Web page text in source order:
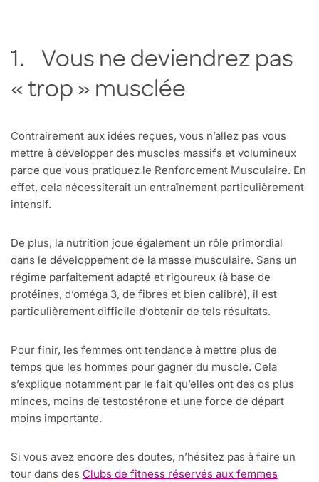
1. Vous ne deviendrez pas
« trop » musclée
Contrairement aux idées reçues, vous n’allez pas vous
mettre à développer des muscles massifs et volumineux
parce que vous pratiquez le Renforcement Musculaire. En
effet, cela nécessiterait un entraînement particulièrement
intensif.
De plus, la nutrition joue également un rôle primordial
dans le développement de la masse musculaire. Sans un
régime parfaitement adapté et rigoureux (à base de
protéines, d’oméga 3, de fibres et bien calibré), il est
particulièrement difficile d’obtenir de tels résultats.
Pour finir, les femmes ont tendance à mettre plus de
temps que les hommes pour gagner du muscle. Cela
s’explique notamment par le fait qu’elles ont des os plus
minces, moins de testostérone et une force de départ
moins importante.
Si vous avez encore des doutes, n’hésitez pas à faire un
tour dans des Clubs de fitness réservés aux femmes